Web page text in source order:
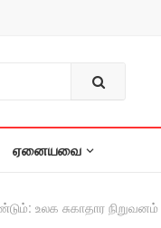
ஏனையவை
உலக சுகாதார நிறுவனம்